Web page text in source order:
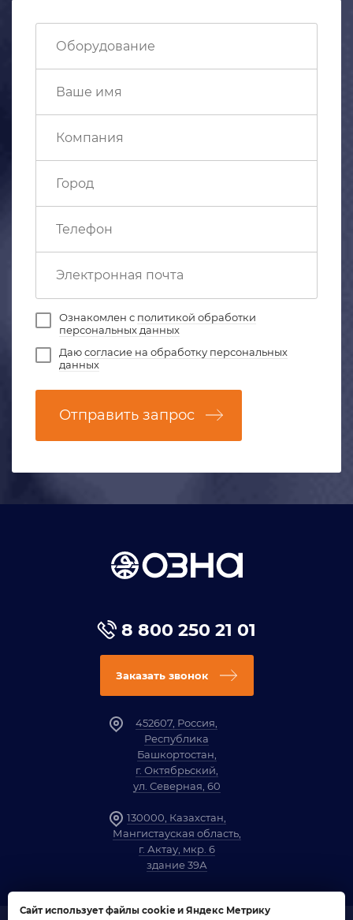
Ознакомлен с политикой обработки
персональных данных
Даюсогласие на обработку персональных
данных
Отправить запрос
8 800 250 21 01
Заказать звонок
452607, Россия,
Республика
Башкортостан,
г. Октябрьский,
ул. Северная, 60
130000, Казахстан,
Мангистауская область,
г. Актау, мкр. 6
здание 39А
Сайт использует файлы cookie и Яндекс Метрику